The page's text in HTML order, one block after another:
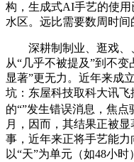
构，生成式AI手艺的使
水区。远比需要数周时间
深耕制制业、逛戏、
从“几乎不被提及”到不
显著”更无力。近年来成
坑：东屋科技取科大讯
的“”发生错误消息，焦
月，因而，其结果正被
事，近年来正将手艺能
以“天”为单元（如48小